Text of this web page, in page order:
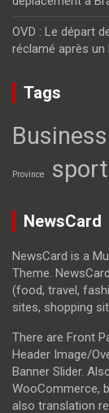
OVD : Le départ
réclamé après
Tags
Business
Province sport
NewsCard
NewsCard is a
Theme.
(food, travel,
sites, shopping
There are Front
Header Image/
Banner Slider.
WooCommerce,
also translation